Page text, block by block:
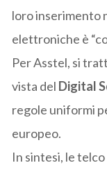
loro inserimento
elettroniche è
Per Asstel, si
vista del Digital
regole uniformi
europeo.
In sintesi, le